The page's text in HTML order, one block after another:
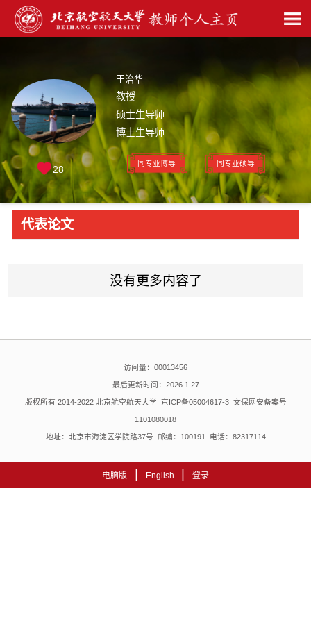
王治华
教授
硕士生导师
博士生导师
同专业博导 同专业硕导
28
代表论文
没有更多内容了
访问量： 00013456
最后更新时间： 2026. 1 27
版权所有 2014-2022 北京航空航天大学 京ICP备05004617-3 文保网安备案号
1101080018
地址：北京市海淀区学院路37号 邮编：100191 电话：82317114
电脑版 English 登录